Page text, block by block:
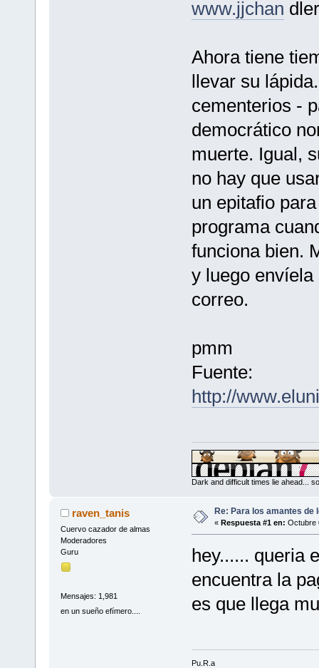
www.jjchan
Ahora tiene
llevar su
cementerios -
democrático
muerte. Igual,
no hay que
un epitafio
programa
funciona bien.
y luego
correo.
pmm
Fuente:
http://
Dark and difficult times lie ahead...
raven_tanis
Cuervo cazador de almas
Moderadores
Guru
Mensajes: 1,981
en un sueño efímero....
Re: Para los amantes de
« Respuesta #1 en: Octubre
hey...... queria
encuentra la
es que llega
Pu.R.a